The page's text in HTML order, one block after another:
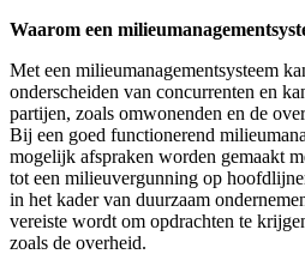
Waarom een
Met een milieumanagementsysteem
onderscheiden van concurrenten en
partijen, zoals omwonenden en de
Bij een goed functionerend
mogelijk afspraken worden gemaakt
tot een milieuvergunning op
in het kader van duurzaam
vereiste wordt om opdrachten te
zoals de overheid.